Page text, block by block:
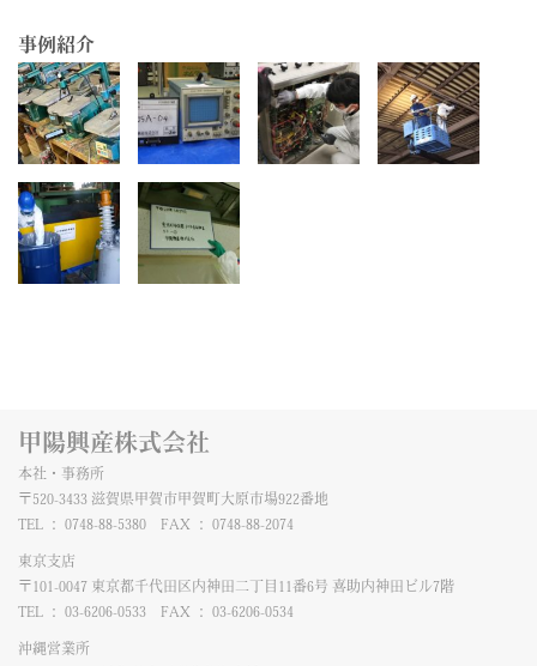
事例紹介
甲陽興産株式会社
本社・事務所
〒520-3433 滋賀県甲賀市甲賀町大原市場922番地
TEL ： 0748-88-5380 FAX ： 0748-88-2074
東京支店
〒101-0047 東京都千代田区内神田二丁目11番6号 喜助内神田ビル7階
TEL ： 03-6206-0533 FAX ： 03-6206-0534
沖縄営業所